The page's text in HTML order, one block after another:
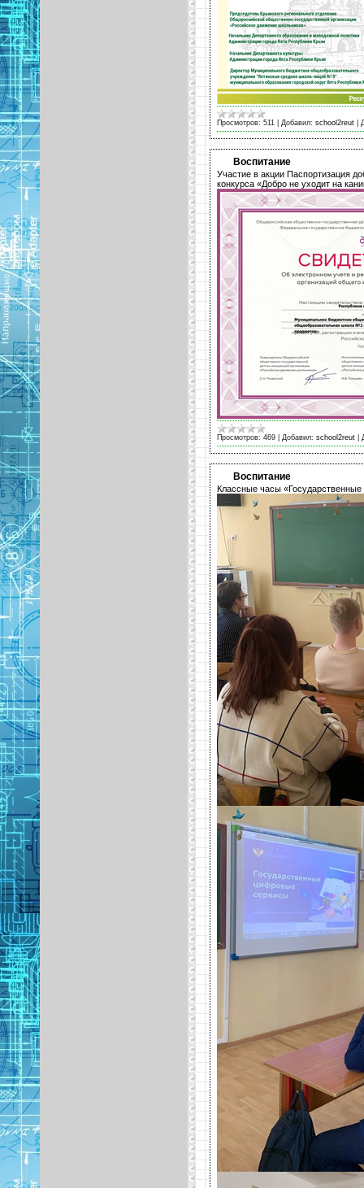
Просмотров: 511 Добавил: school2reut
Воспитание
Участие в акции Паспортизация
конкурса «Добро не уходит на
Просмотров: 469 Добавил: school2reut
Воспитание
Классные часы